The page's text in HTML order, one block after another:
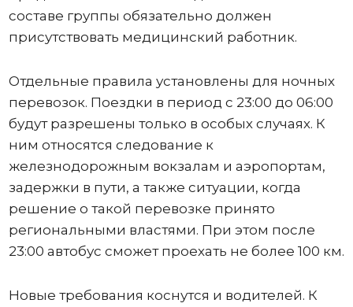
составе группы обязательно должен
присутствовать медицинский работник.
Отдельные правила установлены для ночных
перевозок. Поездки в период с 23:00 до 06:00
будут разрешены только в особых случаях. К
ним относятся следование к
железнодорожным вокзалам и аэропортам,
задержки в пути, а также ситуации, когда
решение о такой перевозке принято
региональными властями. При этом после
23:00 автобус сможет проехать не более 100 км.
Новые требования коснутся и водителей. К